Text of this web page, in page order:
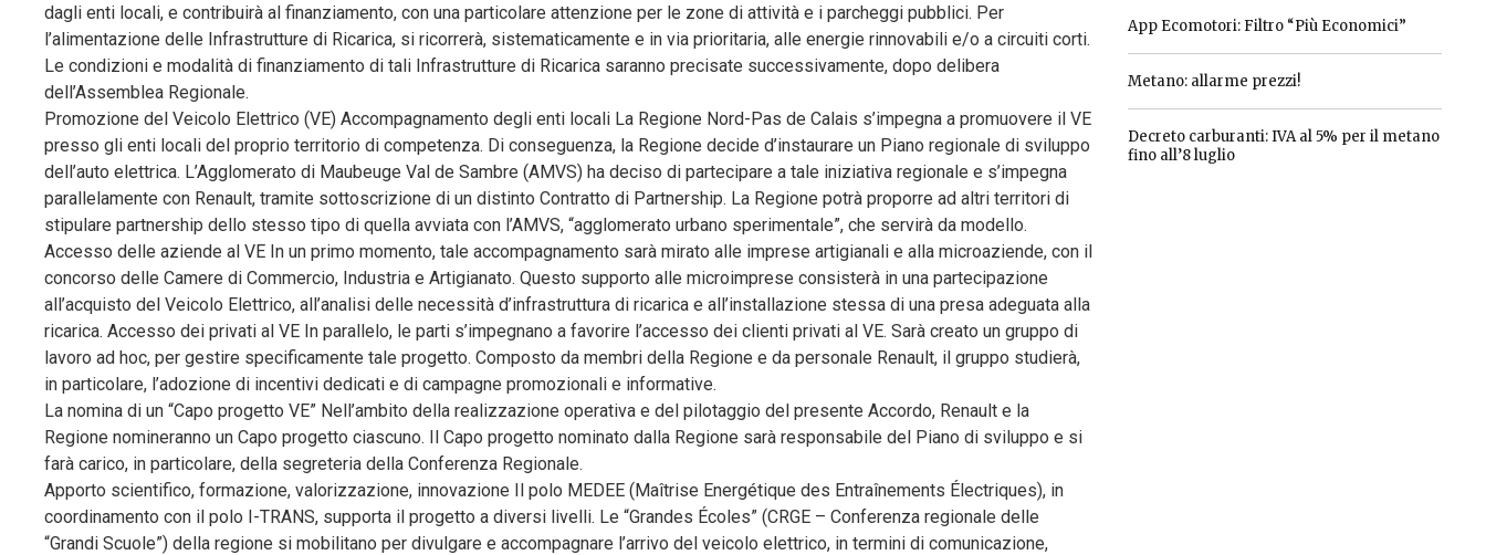
dagli enti locali, e contribuirà al finanziamento, con una particolare attenzione per le zone di attività e i parcheggi pubblici. Per
l’alimentazione delle Infrastrutture di Ricarica, si ricorrerà, sistematicamente e in via prioritaria, alle energie rinnovabili e/o a circuiti corti.
Le condizioni e modalità di finanziamento di tali Infrastrutture di Ricarica saranno precisate successivamente, dopo delibera
dell’Assemblea Regionale.
Promozione del Veicolo Elettrico (VE) Accompagnamento degli enti locali La Regione Nord-Pas de Calais s’impegna a promuovere il VE
presso gli enti locali del proprio territorio di competenza. Di conseguenza, la Regione decide d’instaurare un Piano regionale di sviluppo
dell’auto elettrica. L’Agglomerato di Maubeuge Val de Sambre (AMVS) ha deciso di partecipare a tale iniziativa regionale e s’impegna
parallelamente con Renault, tramite sottoscrizione di un distinto Contratto di Partnership. La Regione potrà proporre ad altri territori di
stipulare partnership dello stesso tipo di quella avviata con l’AMVS, “agglomerato urbano sperimentale”, che servirà da modello.
Accesso delle aziende al VE In un primo momento, tale accompagnamento sarà mirato alle imprese artigianali e alla microaziende, con il
concorso delle Camere di Commercio, Industria e Artigianato. Questo supporto alle microimprese consisterà in una partecipazione
all’acquisto del Veicolo Elettrico, all’analisi delle necessità d’infrastruttura di ricarica e all’installazione stessa di una presa adeguata alla
ricarica. Accesso dei privati al VE In parallelo, le parti s’impegnano a favorire l’accesso dei clienti privati al VE. Sarà creato un gruppo di
lavoro ad hoc, per gestire specificamente tale progetto. Composto da membri della Regione e da personale Renault, il gruppo studierà,
in particolare, l’adozione di incentivi dedicati e di campagne promozionali e informative.
La nomina di un “Capo progetto VE” Nell’ambito della realizzazione operativa e del pilotaggio del presente Accordo, Renault e la
Regione nomineranno un Capo progetto ciascuno. Il Capo progetto nominato dalla Regione sarà responsabile del Piano di sviluppo e si
farà carico, in particolare, della segreteria della Conferenza Regionale.
Apporto scientifico, formazione, valorizzazione, innovazione Il polo MEDEE (Maîtrise Energétique des Entraînements Électriques), in
coordinamento con il polo I-TRANS, supporta il progetto a diversi livelli. Le “Grandes Écoles” (CRGE – Conferenza regionale delle
“Grandi Scuole”) della regione si mobilitano per divulgare e accompagnare l’arrivo del veicolo elettrico, in termini di comunicazione,
App Ecomotori: Filtro “Più Economici”
Metano: allarme prezzi!
Decreto carburanti: IVA al 5% per il metano
fino all’8 luglio